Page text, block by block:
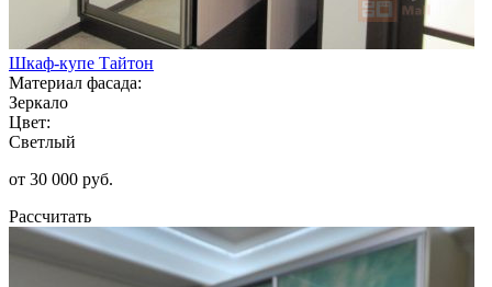
Шкаф-купе Тайтон
Материал фасада:
Зеркало
Цвет:
Светлый
от 30 000 руб.
Рассчитать